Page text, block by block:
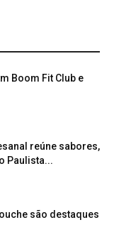
Boom Fit Club e
reúne sabores,
Paulista...
são destaques